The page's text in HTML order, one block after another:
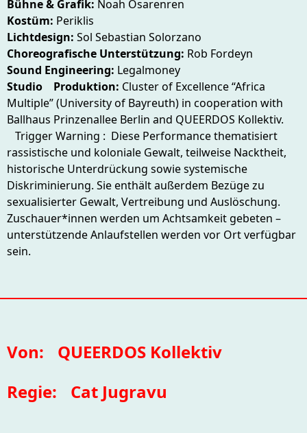
Bühne & Grafik: Noah Osarenren
Kostüm: Periklis
Lichtdesign: Sol Sebastian Solorzano
Choreografische Unterstützung: Rob Fordeyn
Sound Engineering: Legalmoney
Studio Produktion: Cluster of Excellence “Africa
Multiple” (University of Bayreuth) in cooperation with
Ballhaus Prinzenallee Berlin and QUEERDOS Kollektiv.
Trigger Warning : Diese Performance thematisiert
rassistische und koloniale Gewalt, teilweise Nacktheit,
historische Unterdrückung sowie systemische
Diskriminierung. Sie enthält außerdem Bezüge zu
sexualisierter Gewalt, Vertreibung und Auslöschung.
Zuschauer*innen werden um Achtsamkeit gebeten –
unterstützende Anlaufstellen werden vor Ort verfügbar
sein.
Von:
QUEERDOS Kollektiv
Regie:
Cat Jugravu